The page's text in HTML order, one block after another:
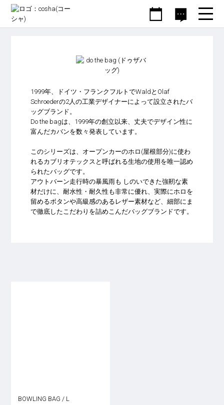
家具 雑貨
do the bag (ドゥザバッグ)
1999年、ドイツ・フランクフルトでWaldとOlaf
Schroederの2人の工業デザイナーによって設立されたバ
ッグブランド。
Do the bagは、1999年の創立以来、丈夫でデザイン性に
富んだカバンを数々発表しています。
このシリーズは、オープンカーのホロ(屋根部分)に使わ
れるカブリオテックスと呼ばれる生地の使用を唯一認め
られたバッグです。
アウトバーン走行時の暴風雨も しのいできた強靭な素
材だけに、耐水性・耐久性も非常に優れ、実際にホロを
留めるボタンや高級感のあるレザー素材など、細部にま
で徹底したこだわりを詰めこんだバッグブランドです。
BOWLING BAG / L